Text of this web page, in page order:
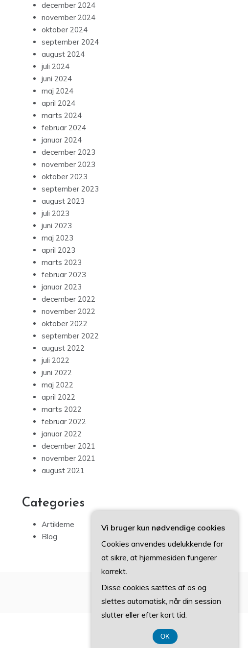
december 2024
november 2024
oktober 2024
september 2024
august 2024
juli 2024
juni 2024
maj 2024
april 2024
marts 2024
februar 2024
januar 2024
december 2023
november 2023
oktober 2023
september 2023
august 2023
juli 2023
juni 2023
maj 2023
april 2023
marts 2023
februar 2023
januar 2023
december 2022
november 2022
oktober 2022
september 2022
august 2022
juli 2022
juni 2022
maj 2022
april 2022
marts 2022
februar 2022
januar 2022
december 2021
november 2021
august 2021
Categories
Artiklerne
Blog
Vi bruger kun nødvendige cookies
Cookies anvendes udelukkende for
at sikre, at hjemmesiden fungerer
korrekt.
Disse cookies sættes af os og
slettes automatisk, når din session
slutter eller efter kort tid.
OK